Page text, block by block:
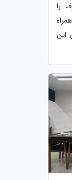
را
این